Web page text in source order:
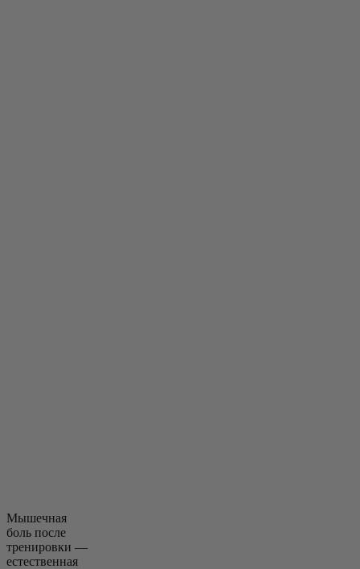
Мышечная
боль после
тренировки —
естественная